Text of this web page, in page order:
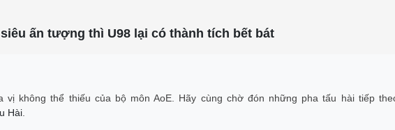
ấn tượng thì U98 lại có thành tích bết bát
vị không thể thiếu của bộ môn AoE. Hãy cùng chờ đón những pha tấu hài tiếp
Hài.